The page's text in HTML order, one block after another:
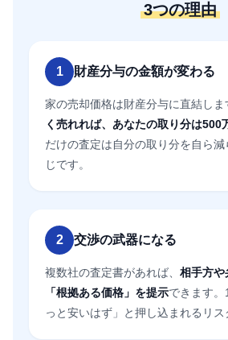
3つの理由
1 財産分与の金額が変わる
家の売却価格は財産分与に直結しま
く売れれば、あなたの取り分は500
だけの査定は自分の取り分を自ら減
じです。
2 交渉の武器になる
複数社の査定書があれば、 相手方や
「根拠ある価格」を提示できます。
っと安いはず」と押し込まれるリス